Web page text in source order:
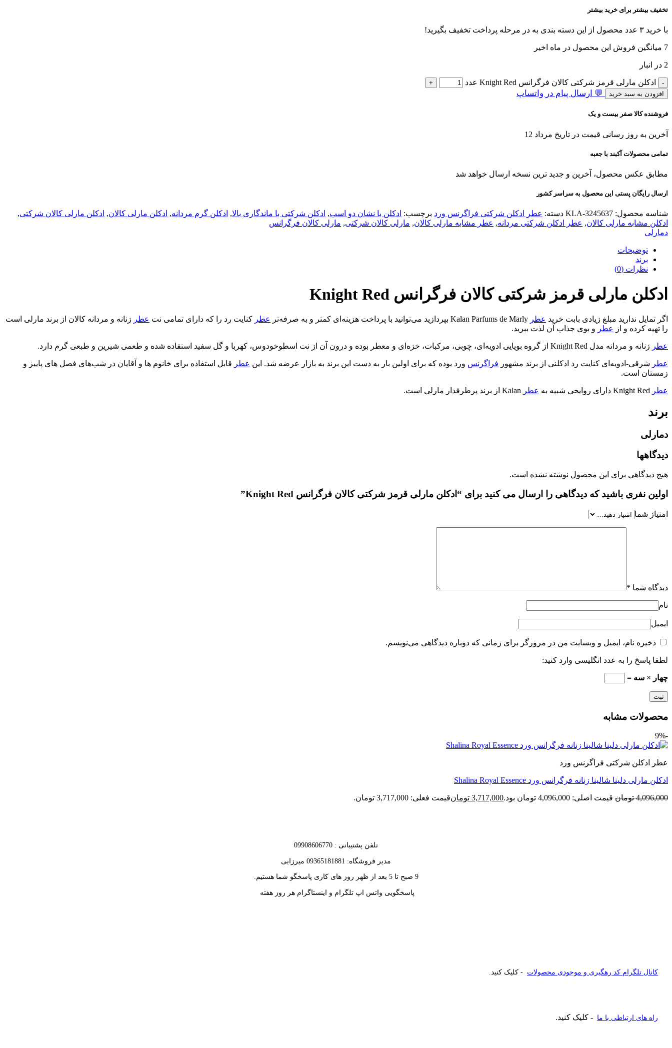
تخفیف بیشتر برای خرید بیشتر
با خرید ۳ عدد محصول از این دسته بندی به در مرحله پرداخت تخفیف بگیرید!
7 میانگین فروش این محصول در ماه اخیر
2 در انبار
ادکلن مارلی قرمز شرکتی کالان فرگرانس Knight Red عدد
افزودن به سبد خرید 💬 ارسال پیام در واتساپ
فروشنده کالا صفر بیست و یک
آخرین به روز رسانی قیمت در تاریخ مرداد 12
تمامی محصولات آکبند با جعبه
مطابق عکس محصول، آخرین و جدید ترین نسخه ارسال خواهد شد
ارسال رایگان پستی این محصول به سراسر کشور
شناسه محصول: KLA-3245637 دسته: عطر ادکلن شرکتی فراگرنس ورد برچسب: ادکلن با نشان دو اسب, ادکلن شرکتی با ماندگاری بالا, ادکلن گرم مردانه, ادکلن مارلی کالان, ادکلن مارلی کالان شرکتی,
ادکلن مشابه مارلی کالان, عطر ادکلن شرکتی مردانه, عطر مشابه مارلی کالان, مارلی کالان شرکتی, مارلی کالان فرگرانس
دمارلی
توضیحات
برند
نظرات (0)
ادکلن مارلی قرمز شرکتی کالان فرگرانس Knight Red
اگر تمایل ندارید مبلغ زیادی بابت خرید عطر عطر کنایت رد را که دارای تمامی نت عطر زنانه و مردانه کالان از برند مارلی است
را تهیه کرده و از عطر و بوی جذاب آن لذت ببرید.
عطر زنانه و مردانه مدل Knight Red از گروه بویایی ادویه‌ای، چوبی، مرکبات، خزه‌ای و معطر بوده و درون آن از نت اسطوخودوس، کهربا و گل سفید استفاده شده و طعمی شیرین و طبعی گرم دارد.
عطر شرقی-ادویه‌ای کنایت رد ادکلنی از برند مشهور فراگرنس ورد بوده که برای اولین بار به دست این برند به بازار عرضه شد. این عطر قابل استفاده برای خانوم ها و آقایان در شب‌های فصل های پاییز و
زمستان است.
عطر عطر
برند
دمارلی
دیدگاهها
هیچ دیدگاهی برای این محصول نوشته نشده است.
اولین نفری باشید که دیدگاهی را ارسال می کنید برای “ادکلن مارلی قرمز شرکتی کالان فرگرانس Knight Red”
امتیاز شما
دیدگاه شما *
نام
ایمیل
ذخیره نام، ایمیل و وبسایت من در مرورگر برای زمانی که دوباره دیدگاهی می‌نویسم.
لطفا پاسخ را به عدد انگلیسی وارد کنید:
چهار × سه =
محصولات مشابه
-9%
عطر ادکلن شرکتی فراگرنس ورد
ادکلن مارلی دلینا شالینا زنانه فرگرانس ورد Shalina Royal Essence
4,096,000 تومان قیمت اصلی: 4,096,000 تومان بود. 3,717,000 تومانقیمت فعلی: 3,717,000 تومان.
تلفن پشتیبانی : 09908606770
مدیر فروشگاه: 09365181881 میرزایی
9 صبح تا 5 بعد از ظهر روز های کاری پاسخگو شما هستیم.
پاسخگویی واتس اپ تلگرام و اینستاگرام هر روز هفته
کانال تلگرام کد رهگیری و موجودی محصولات - کلیک کنید.
راه های ارتباطی با ما - کلیک کنید.